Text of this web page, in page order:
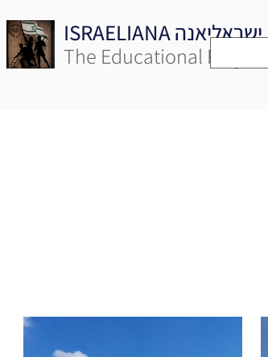
ISRAELIANA ישראליאנה
The Educational Project